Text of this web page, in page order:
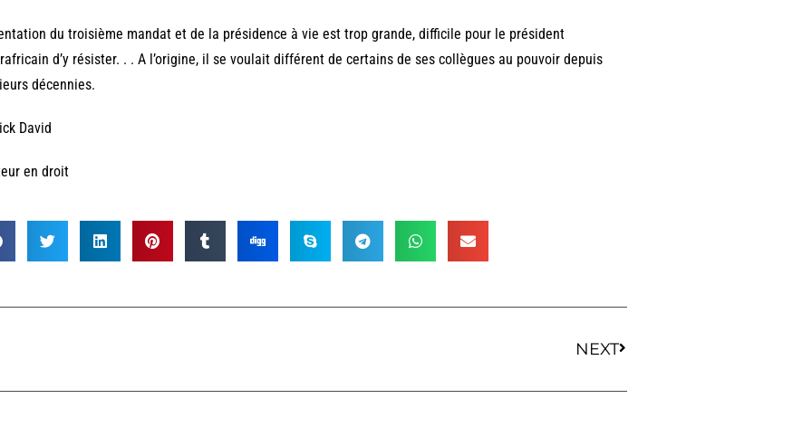
du troisième mandat et de la présidence à vie est trop grande, difficile pour le président
d’y résister. . . A l’origine, il se voulait différent de certains de ses collègues au pouvoir depuis
décennies.
David
en droit
NEXT